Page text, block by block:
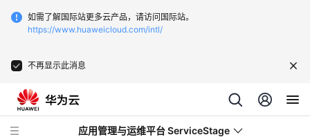
如需了解国际站更多云产品，请访问国际站。
https://www.huaweicloud.com/intl/
不再显示此消息
应用管理与运维平台 ServiceStage